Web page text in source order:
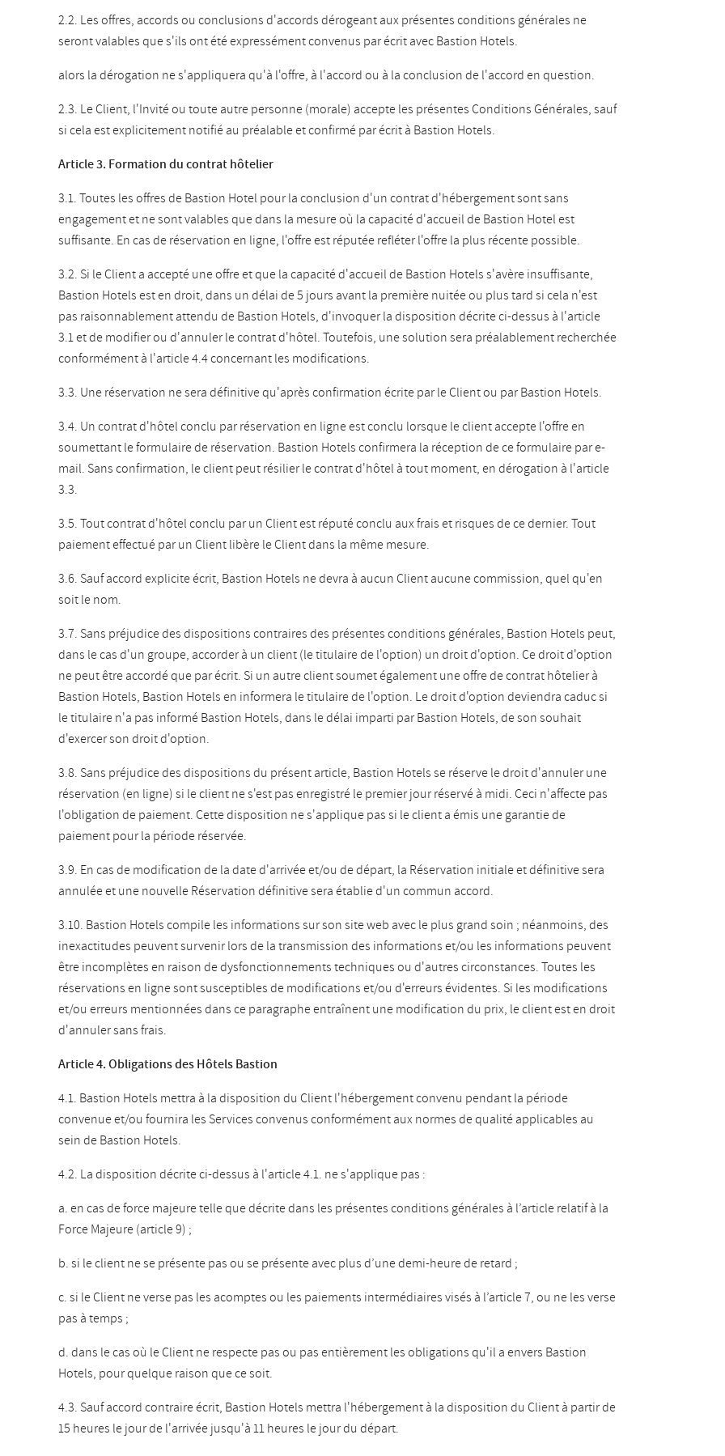
2.2. Les offres, accords ou conclusions d'accords dérogeant aux présentes conditions générales ne
seront valables que s'ils ont été expressément convenus par écrit avec Bastion Hotels.
alors la dérogation ne s'appliquera qu'à l'offre, à l'accord ou à la conclusion de l'accord en question.
2.3. Le Client, l'Invité ou toute autre personne (morale) accepte les présentes Conditions Générales, sauf
si cela est explicitement notifié au préalable et confirmé par écrit à Bastion Hotels.
Article 3. Formation du contrat hôtelier
3.1. Toutes les offres de Bastion Hotel pour la conclusion d'un contrat d'hébergement sont sans
engagement et ne sont valables que dans la mesure où la capacité d'accueil de Bastion Hotel est
suffisante. En cas de réservation en ligne, l'offre est réputée refléter l'offre la plus récente possible.
3.2. Si le Client a accepté une offre et que la capacité d'accueil de Bastion Hotels s'avère insuffisante,
Bastion Hotels est en droit, dans un délai de 5 jours avant la première nuitée ou plus tard si cela n'est
pas raisonnablement attendu de Bastion Hotels, d'invoquer la disposition décrite ci-dessus à l'article
3.1 et de modifier ou d'annuler le contrat d'hôtel. Toutefois, une solution sera préalablement recherchée
conformément à l'article 4.4 concernant les modifications.
3.3. Une réservation ne sera définitive qu'après confirmation écrite par le Client ou par Bastion Hotels.
3.4. Un contrat d'hôtel conclu par réservation en ligne est conclu lorsque le client accepte l'offre en
soumettant le formulaire de réservation. Bastion Hotels confirmera la réception de ce formulaire par e-
mail. Sans confirmation, le client peut résilier le contrat d'hôtel à tout moment,en dérogation à l'article
3.3.
3.5. Tout contrat d'hôtel conclu par un Client est réputé conclu aux frais et risques de ce dernier. Tout
paiement effectué par un Client libère le Client dans la même mesure.
3.6. Sauf accord explicite écrit, Bastion Hotels ne devra à aucun Client aucune commission, quel qu'en
soit le nom.
3.7. Sans préjudice des dispositions contraires des présentes conditions générales, Bastion Hotels peut,
dans le cas d'un groupe, accorder à un client (le titulaire de l'option) un droit d'option. Ce droit d'option
ne peut être accordé que par écrit. Si un autre client soumet également une offre de contrat hôtelier à
Bastion Hotels, Bastion Hotels en informera le titulaire de l'option. Le droit d'option deviendra caduc si
le titulaire n'a pas informé Bastion Hotels, dans le délai imparti par Bastion Hotels, de son souhait
d'exercer son droit d'option.
3.8. Sans préjudice des dispositions du présent article, Bastion Hotels se réserve le droit d'annuler une
réservation (en ligne) si le client ne s'est pas enregistré le premier jour réservé à midi. Ceci n'affecte pas
l'obligation de paiement. Cette disposition ne s'applique pas si le client a émis une garantie de
paiement pour la période réservée.
3.9. En cas de modification de la date d'arrivée et/ou de départ, la Réservation initiale et définitive sera
annulée et une nouvelle Réservation définitive sera établie d'un commun accord.
3.10. Bastion Hotels compile les informations sur son site web avec le plus grand soin ; néanmoins, des
inexactitudes peuvent survenir lors de la transmission des informations et/ou les informations peuvent
être incomplètes en raison de dysfonctionnements techniques ou d'autres circonstances. Toutes les
réservations en ligne sont susceptibles de modifications et/ou d'erreurs évidentes. Si les modifications
et/ou erreurs mentionnées dans ce paragraphe entraînent une modification du prix, le client est en droit
d'annuler sans frais.
Article 4. Obligations des Hôtels Bastion
4.1. Bastion Hotels mettra à la disposition du Client l'hébergement convenu pendant la période
convenue et/ou fournira les Services convenus conformément aux normes de qualité applicables au
sein de Bastion Hotels.
4.2. La disposition décrite ci-dessus à l'article 4.1. ne s'applique pas :
a. en cas de force majeure telle que décrite dans les présentes conditions générales à l’article relatif à la
Force Majeure (article 9) ;
b. si le client ne se présente pas ou se présente avec plus d’une demi-heure de retard ;
c. si le Client ne verse pas les acomptes ou les paiements intermédiaires visés à l’article 7, ou ne les verse
pas à temps ;
d. dans le cas où le Client ne respecte pas ou pas entièrement les obligations qu'il a envers Bastion
Hotels, pour quelque raison que ce soit.
4.3. Sauf accord contraire écrit, Bastion Hotels mettra l'hébergement à la disposition du Client à partir de
15 heures le jour de l'arrivée jusqu'à 11 heures le jour du départ.